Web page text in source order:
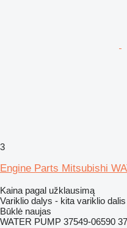
3
Engine Parts Mitsubishi
Kaina pagal užklausimą
Variklio dalys - kita variklio dalis
Būklė naujas
WATER PUMP 37549-06590